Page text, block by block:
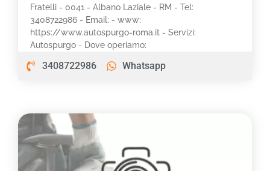
Fratelli - 0041 - Albano Laziale - RM - Tel:
3408722986 - Email: - www:
https://www.autospurgo-roma.it - Servizi:
Autospurgo - Dove operiamo:
3408722986 Whatsapp